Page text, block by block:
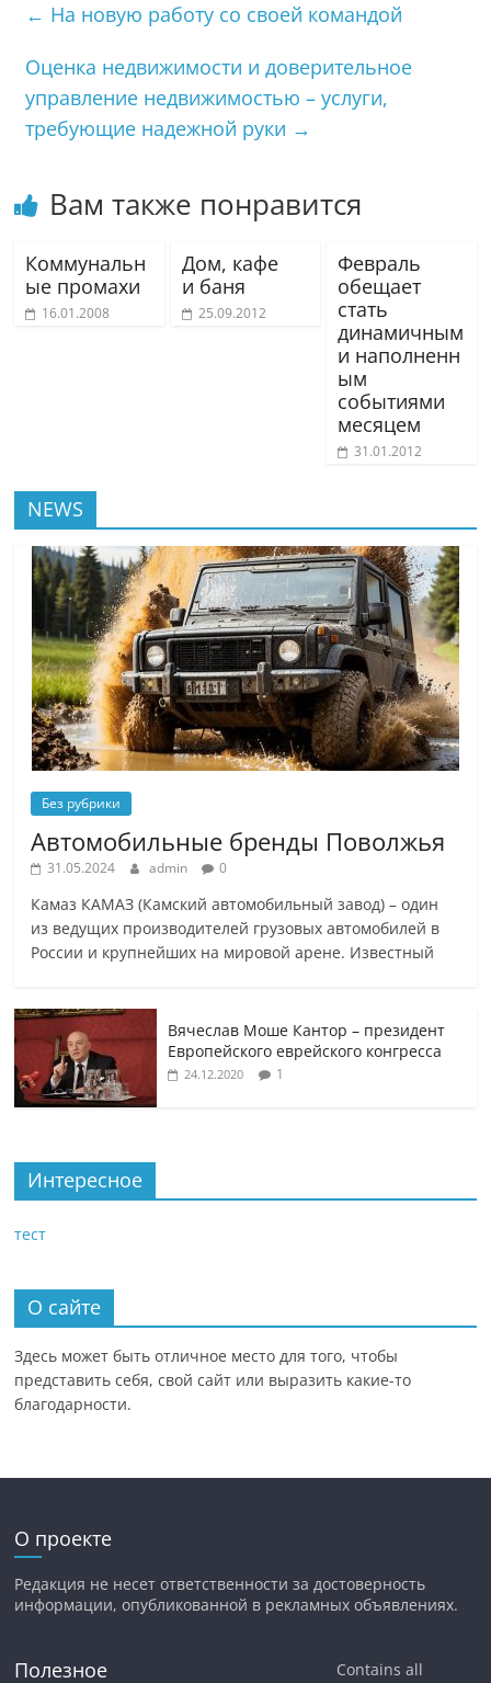
← На новую работу со своей командой
Оценка недвижимости и доверительное
управление недвижимостью – услуги,
требующие надежной руки →
Вам также понравится
Коммунальн
ые промахи
16.01.2008
Дом, кафе
и баня
25.09.2012
Февраль
обещает
стать
динамичным
и наполненн
ым
событиями
месяцем
31.01.2012
NEWS
Без рубрики
Автомобильные бренды Поволжья
31.05.2024 admin 0
Камаз КАМАЗ (Камский автомобильный завод) – один
из ведущих производителей грузовых автомобилей в
России и крупнейших на мировой арене. Известный
Вячеслав Моше Кантор – президент
Европейского еврейского конгресса
24.12.2020 1
Интересное
тест
О сайте
Здесь может быть отличное место для того, чтобы
представить себя, свой сайт или выразить какие-то
благодарности.
О проекте
Редакция не несет ответственности за достоверность
информации, опубликованной в рекламных объявлениях.
Полезное
Contains all